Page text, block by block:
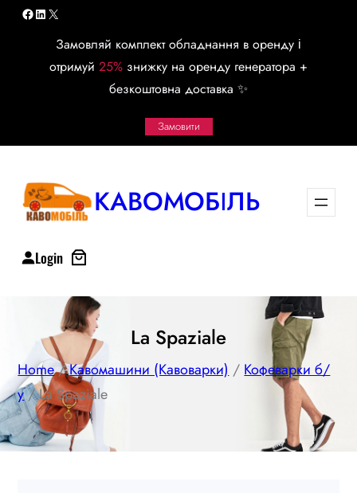
Перейти
содержимому
Facebook
LinkedIn
X
Замовляй комплект обладнання в оренду і
отримуй 25% знижку на оренду генератора +
безкоштовна доставка ✨
Замовити
КАВОМОБІЛЬ
Login
La Spaziale
Home/Кавомашини (Кавоварки) / Кофеварки б/
у/ La Spaziale